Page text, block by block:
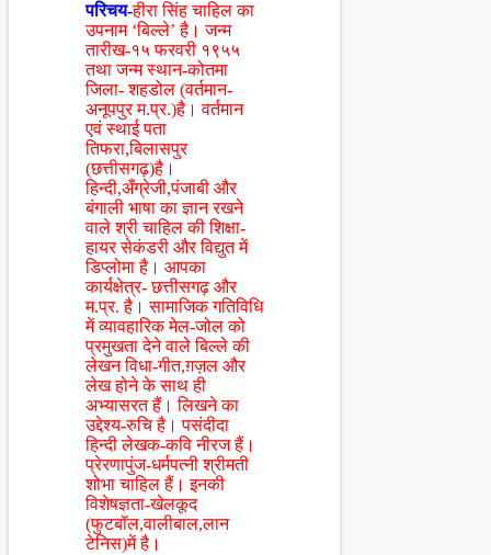
परिचय-हीरा सिंह चाहिल का
उपनाम ‘बिल्ले’ है। जन्म
तारीख-१५ फरवरी १९५५
तथा जन्म स्थान-कोतमा
जिला- शहडोल (वर्तमान-
अनूपपुर म.प्र.)है। वर्तमान
एवं स्थाई पता
तिफरा,बिलासपुर
(छत्तीसगढ़)है।
हिन्दी,अँग्रेजी,पंजाबी और
बंगाली भाषा का ज्ञान रखने
वाले श्री चाहिल की शिक्षा-
हायर सेकंडरी और विद्युत में
डिप्लोमा है। आपका
कार्यक्षेत्र- छत्तीसगढ़ और
म.प्र. है। सामाजिक गतिविधि
में व्यावहारिक मेल-जोल को
प्रमुखता देने वाले बिल्ले की
लेखन विधा-गीत,ग़ज़ल और
लेख होने के साथ ही
अभ्यासरत हैं। लिखने का
उद्देश्य-रुचि है। पसंदीदा
हिन्दी लेखक-कवि नीरज हैं।
प्रेरणापुंज-धर्मपत्नी श्रीमती
शोभा चाहिल हैं। इनकी
विशेषज्ञता-खेलकूद
(फुटबॉल,वालीबाल,लान
टेनिस)में है।